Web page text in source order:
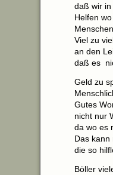
daß wir in
Helfen
Viel zu
an den
daß es
Geld zu
Gutes
nicht nur
da wo es
Das kann
die so
Böller